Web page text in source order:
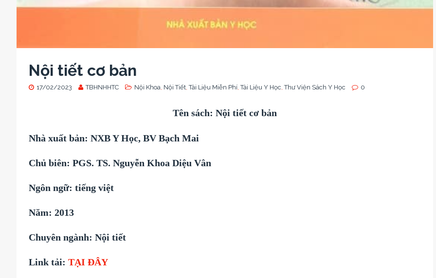
Nội tiết cơ bản
17/02/2023 TBHNHHTC Nội Khoa, Nội Tiết,Tài Liệu Miễn Phí,Tài Liệu Y Học,Thư Viện Sách Y Học 0
Tên sách: Nội tiết cơ bản
Nhà xuất bản: NXB Y Học, BV Bạch Mai
Chủ biên: PGS. TS. Nguyễn Khoa Diệu Vân
Ngôn ngữ: tiếng việt
Năm: 2013
Chuyên ngành: Nội tiết
Link tải: TẠI ĐÂY